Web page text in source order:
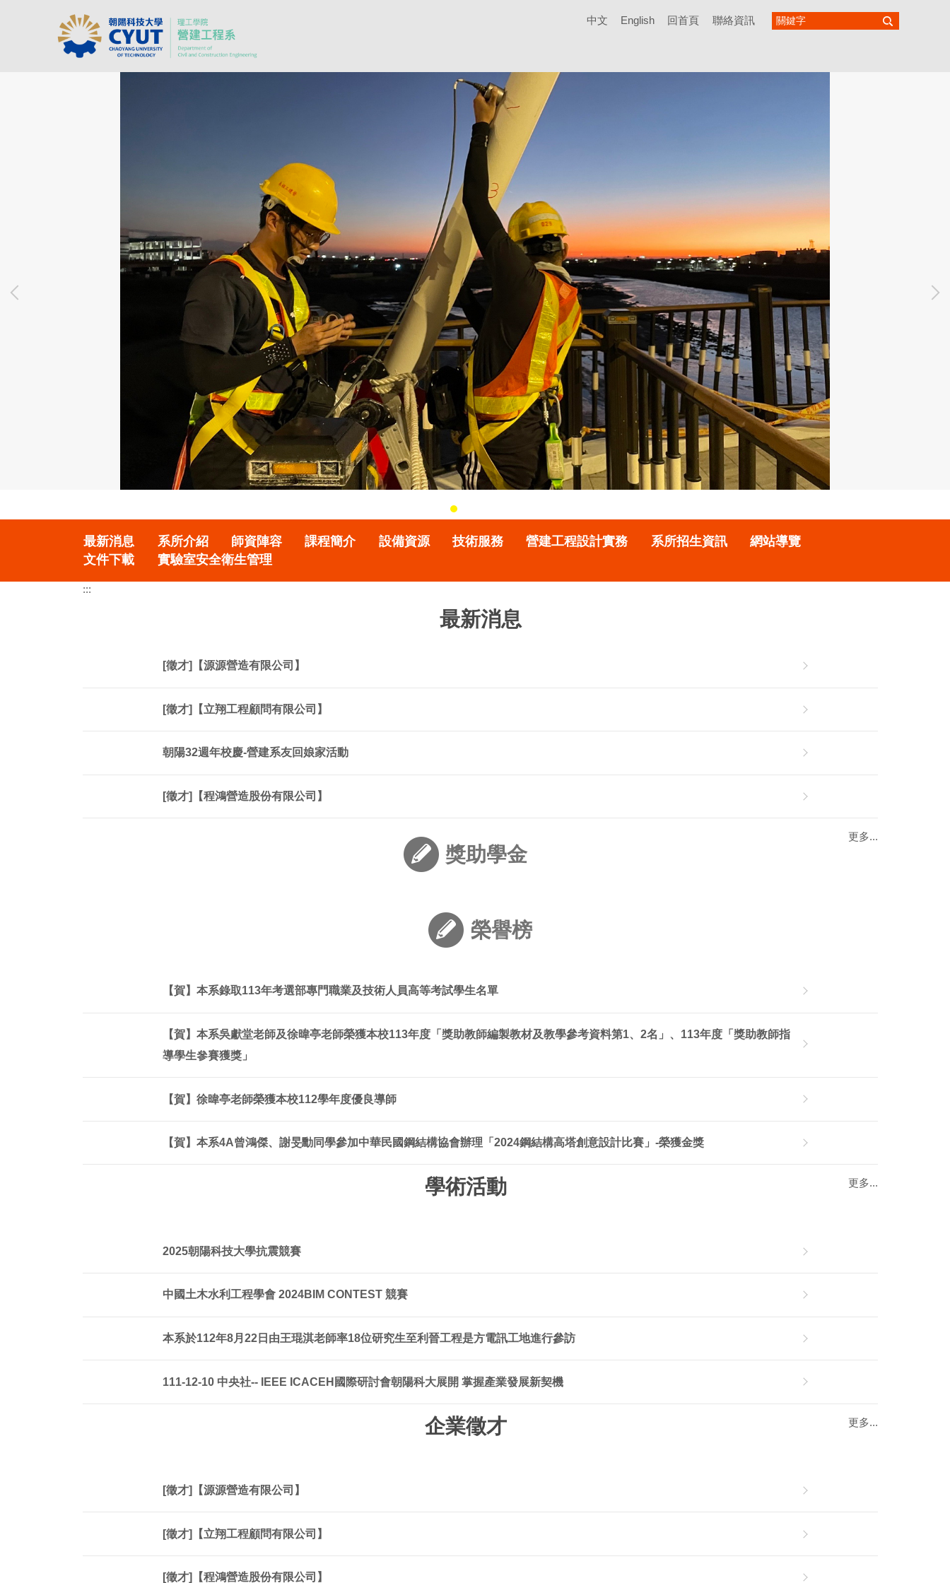
中文 English 回首頁 聯絡資訊
最新消息 系所介紹 師資陣容 課程簡介 設備資源 技術服務 營建工程設計實務 系所招生資訊
網站導覽
文件下載
實驗室安全衛生管理
:::
最新消息
[徵才]【源源營造有限公司】
[徵才]【立翔工程顧問有限公司】
朝陽32週年校慶-營建系友回娘家活動
[徵才]【程鴻營造股份有限公司】
更多...
獎助學金
榮譽榜
【賀】本系錄取113年考選部專門職業及技術人員高等考試學生名單
【賀】本系吳獻堂老師及徐暐亭老師榮獲本校113年度「獎助教師編製教材及教學參考資料第1、2名」、113年度「獎助教師指
導學生參賽獲獎」
【賀】徐暐亭老師榮獲本校112學年度優良導師
【賀】本系4A曾鴻傑、謝旻勳同學參加中華民國鋼結構協會辦理「2024鋼結構高塔創意設計比賽」-榮獲金獎
更多...
學術活動
2025朝陽科技大學抗震競賽
中國土木水利工程學會 2024BIM CONTEST 競賽
本系於112年8月22日由王琨淇老師率18位研究生至利晉工程是方電訊工地進行參訪
111-12-10 中央社-- IEEE ICACEH國際研討會朝陽科大展開 掌握產業發展新契機
更多...
企業徵才
[徵才]【源源營造有限公司】
[徵才]【立翔工程顧問有限公司】
[徵才]【程鴻營造股份有限公司】